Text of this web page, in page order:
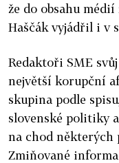
že do obsahu
Haščák vyjádřil i v
Redaktoři SME
největší korupční
skupina podle
slovenské politiky
na chod některých
Zmiňované